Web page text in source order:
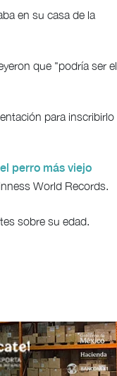
en su casa de la
que "podría ser el
para inscribirlo
perro más viejo
World Records.
sobre su edad.